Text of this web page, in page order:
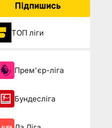
Підпишись
ТОП ліги
Прем'єр-ліга
Бундесліга